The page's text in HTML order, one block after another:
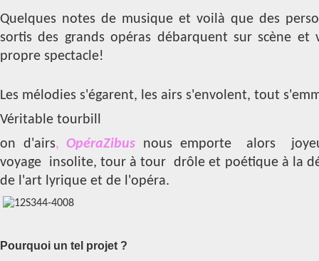
Quelques notes de musique et voilà que des
sortis des grands opéras débarquent sur scène
propre spectacle!
Les mélodies s'égarent, les airs s'envolent, tout
Véritable tourbill
on d'airs,OpéraZibus nous emporte alors
voyage insolite, tour à tour drôle et poétique à la
de l'art lyrique et de l'opéra.
Pourquoi un tel projet ?